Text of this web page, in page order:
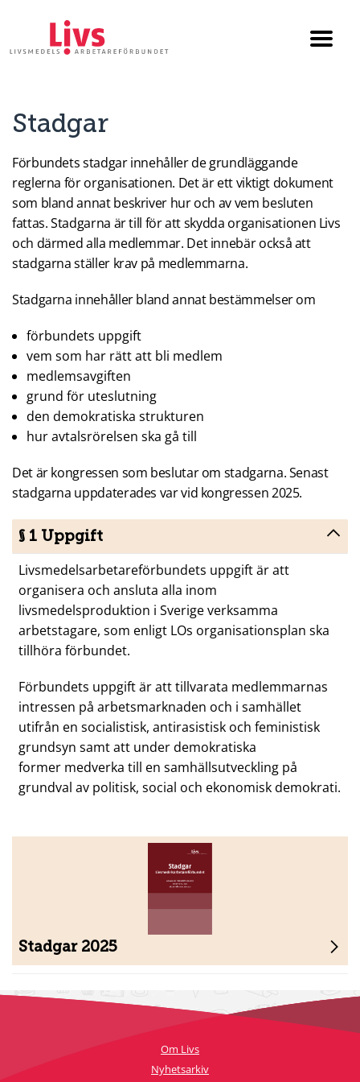
Stadgar
Förbundets stadgar innehåller de grundläggande
reglerna för organisationen. Det är ett viktigt dokument
som bland annat beskriver hur och av vem besluten
fattas. Stadgarna är till för att skydda organisationen Livs
och därmed alla medlemmar. Det innebär också att
stadgarna ställer krav på medlemmarna.
Stadgarna innehåller bland annat bestämmelser om
förbundets uppgift
vem som har rätt att bli medlem
medlemsavgiften
grund för uteslutning
den demokratiska strukturen
hur avtalsrörelsen ska gå till
Det är kongressen som beslutar om stadgarna. Senast
stadgarna uppdaterades var vid kongressen 2025.
§ 1 Uppgift
Livsmedelsarbetareförbundets uppgift är att
organisera och ansluta alla inom
livsmedelsproduktion i Sverige verksamma
arbetstagare, som enligt LOs organisationsplan ska
tillhöra förbundet.
Förbundets uppgift är att tillvarata medlemmarnas
intressen på arbetsmarknaden och i samhället
utifrån en socialistisk, antirasistisk och feministisk
grundsyn samt att under demokratiska
former medverka till en samhällsutveckling på
grundval av politisk, social och ekonomisk demokrati.
Stadgar 2025
,
Om Livs
Nyhetsarkiv